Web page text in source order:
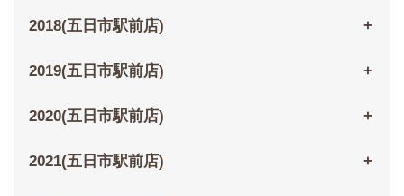
2018(五日市駅前店)
2019(五日市駅前店)
2020(五日市駅前店)
2021(五日市駅前店)